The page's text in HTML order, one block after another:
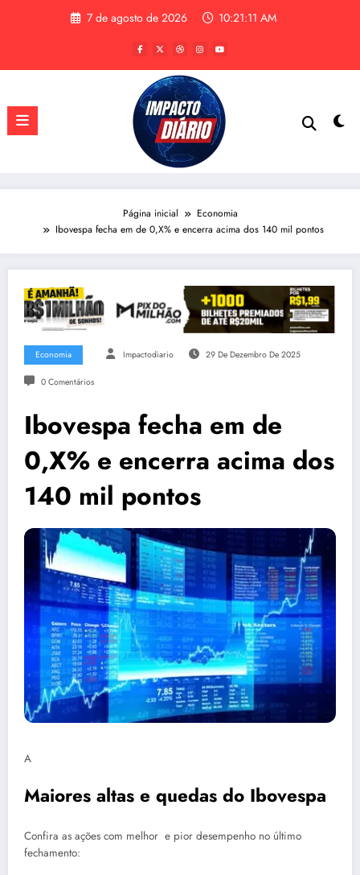
7 de agosto de 2026 10:21:12 AM
Página inicial
Economia
Ibovespa fecha em de 0,X% e encerra acima dos 140 mil pontos
Economia Impactodiario 29 De Dezembro De 2025
0 Comentários
Ibovespa fecha em de
0,X% e encerra acima dos
140 mil pontos
A
Maiores altas e quedas do Ibovespa
Confira as ações com melhor e pior desempenho no último
fechamento: